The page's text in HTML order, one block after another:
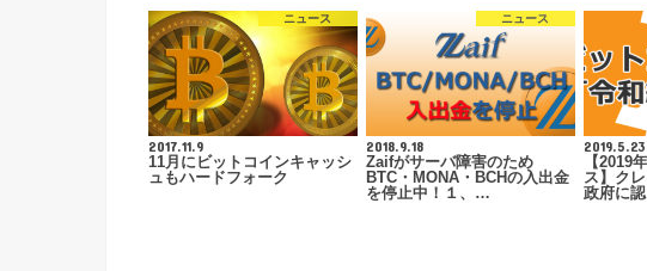
ニュース
2017.11.9
11月にビットコインキャッシ
ュもハードフォーク
ニュース
2018.9.18
Zaifがサーバ障害のため
BTC・MONA・BCHの入出金
を停止中！１、…
2019.5.23
【2019
ス】ク
政府に